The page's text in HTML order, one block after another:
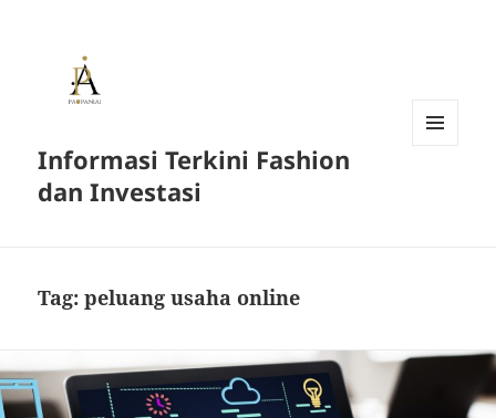
Informasi Terkini Fashion
dan Investasi
Tag:peluang usaha online